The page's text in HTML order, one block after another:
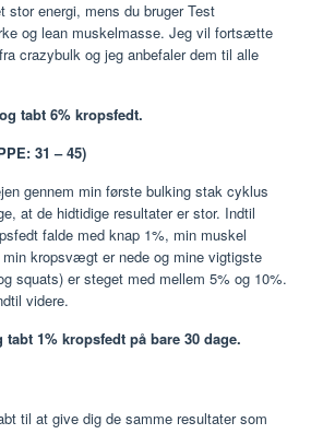
stor energi, mens du bruger Test
og lean muskelmasse. Jeg vil fortsætte
crazybulk og jeg anbefaler dem til alle
tabt 6% kropsfedt.
31 – 45)
gennem min første bulking stak cyklus
at de hidtidige resultater er stor. Indtil
falde med knap 1%, min muskel
kropsvægt er nede og mine vigtigste
squats) er steget med mellem 5% og 10%.
videre.
1% kropsfedt på bare 30 dage.
til at give dig de samme resultater som